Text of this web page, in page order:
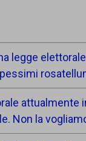
legge
attualmente
Non la